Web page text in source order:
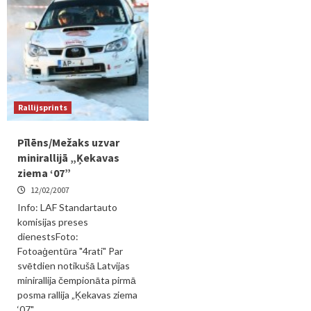
Rallijsprints
Pīlēns/Mežaks uzvar
minirallijā „Ķekavas
ziema ‘07”
12/02/2007
Info: LAF Standartauto
komisijas preses
dienestsFoto:
Fotoaģentūra "4rati" Par
svētdien notikušā Latvijas
minirallija čempionāta pirmā
posma rallija „Ķekavas ziema